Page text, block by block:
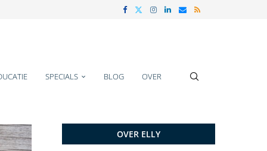
SPECIALS BLOG OVER
OVER ELLY